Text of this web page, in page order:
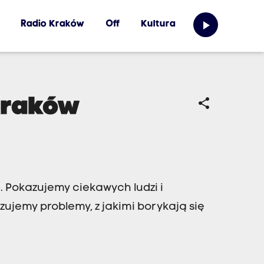
Radio Kraków Off Kultura play_arrow
share
Pokazujemy ciekawych ludzi i
problemy, z jakimi borykają się